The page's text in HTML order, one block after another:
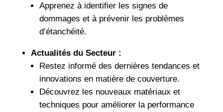
Apprenez à identifier les signes de
dommages et à prévenir les problèmes
d’étanchéité.
Actualités du Secteur :
Restez informé des dernières tendances et
innovations en matière de couverture.
Découvrez les nouveaux matériaux et
techniques pour améliorer la performance